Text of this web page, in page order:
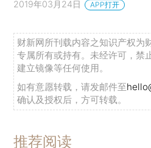
2019年03月24日 APP打开
财新网所刊载内容之知识产权为
专属所有或持有。未经许可，禁
建立镜像等任何使用。
如有意愿转载，请发邮件至
确认及授权后，方可转载。
推荐阅读